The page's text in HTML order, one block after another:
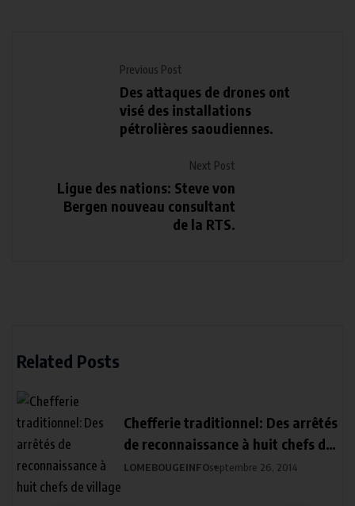
Previous Post
Des attaques de drones ont
visé des installations
pétrolières saoudiennes.
Next Post
Ligue des nations: Steve von
Bergen nouveau consultant
de la RTS.
Related Posts
Chefferie traditionnel: Des arrêtés
de reconnaissance à huit chefs de
village
LOMEBOUGEINFOseptembre 26, 2014